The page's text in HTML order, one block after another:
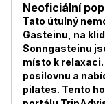
Neoficiální
Tato útulný
Gasteinu, na
Sonngasteinu
místo k
posilovnu a
pilates. Tento